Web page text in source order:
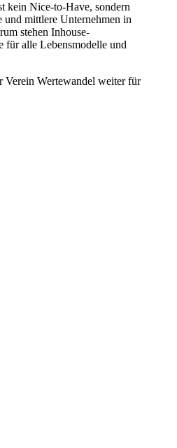
kein Nice-to-Have, sondern
und mittlere Unternehmen in
stehen Inhouse-
für alle Lebensmodelle und
Verein Wertewandel weiter für